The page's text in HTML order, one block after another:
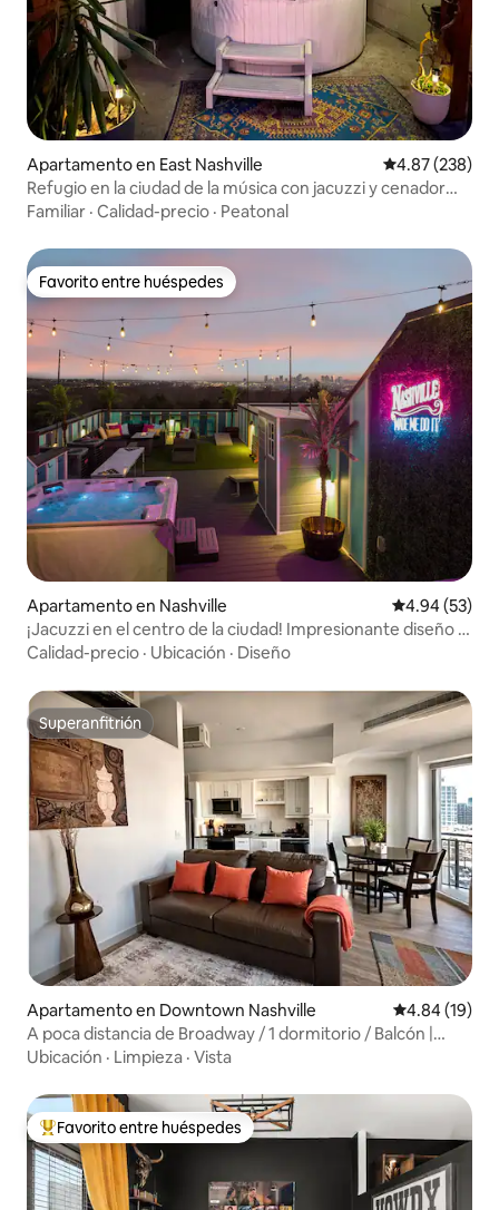
Apartamento en East Nashville Calificación
4.87 (238)
Refugio en la ciudad de la música con jacuzzi y cenador
gigante
Familiar · Calidad-precio · Peatonal
Favorito entre huéspedes
Favorito entre huéspedes
Apartamento en Nashville Calificación
4.94 (53)
¡Jacuzzi en el centro de la ciudad! Impresionante diseño y
características
Calidad-precio · Ubicación · Diseño
Superanfitrión
Superanfitrión
Apartamento en Downtown Nashville Calificación
4.84 (19)
A poca distancia de Broadway / 1 dormitorio / Balcón |
Estacionamiento gratuito
Ubicación · Limpieza · Vista
Favorito entre huéspedes preferido
Favorito entre huéspedes